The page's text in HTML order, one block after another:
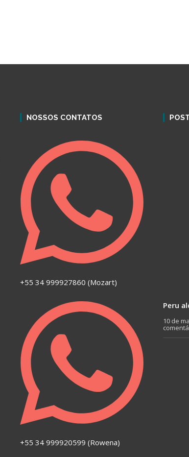
NOSSOS CONTATOS
+55 34 999927860 (Mozart)
+55 34 999920599 (Rowena)
Peru
10 de